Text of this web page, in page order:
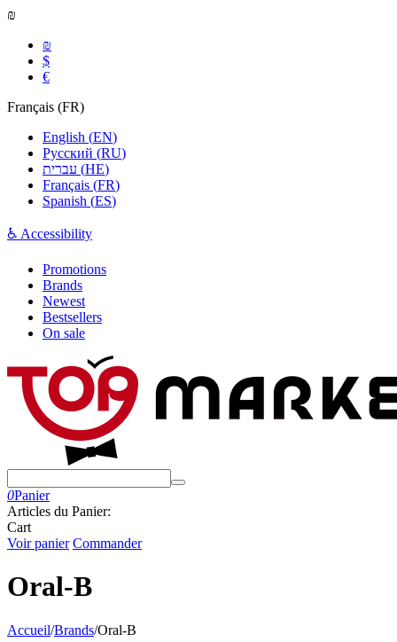
₪
₪
$
€
Français (FR)
English (EN)
Русский (RU)
(HE)
Français (FR)
Spanish (ES)
♿ Accessibility
Promotions
Brands
Newest
Bestsellers
On sale
0Panier
Articles du Panier:
Cart
Voir panier Commander
Oral-B
Accueil/Brands/Oral-B